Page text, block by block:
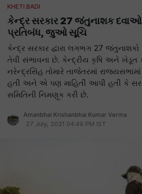
KHETI BADI
કેન્દ્ર સરકાર 27 જંતુનાશક
પ્રતિબંધ, જુઓ સૂચિ
કેન્દ્ર સરકાર દ્વારા લગભગ 27
તેવી સંભાવના છે. કેન્દ્રીય કૃષિ અને ખેડૂત
નરેન્દ્રસિંહ તોમારે તાજેતરમાં
હતી અને એ પણ માહિતી આપી હતી કે
સમિતિની નિમણૂક કરી છે.
Amanbhai Krishanbhai Kumar Verma
27 July, 2021 04:49 PM IST